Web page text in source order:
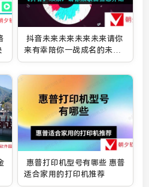
抖音未来未来未来未来请你
来有幸陪你一战成名的未来
是什么歌-未来，请你来歌曲
信息介绍
惠普打印机型号有哪些 惠普
适合家用的打印机推荐